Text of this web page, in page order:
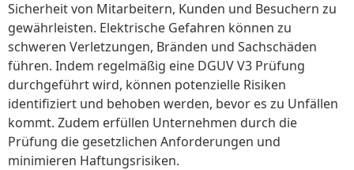
Sicherheit von Mitarbeitern, Kunden und Besuchern zu
gewährleisten. Elektrische Gefahren können zu
schweren Verletzungen, Bränden und Sachschäden
führen. Indem regelmäßig eine DGUV V3 Prüfung
durchgeführt wird, können potenzielle Risiken
identifiziert und behoben werden, bevor es zu Unfällen
kommt. Zudem erfüllen Unternehmen durch die
Prüfung die gesetzlichen Anforderungen und
minimieren Haftungsrisiken.